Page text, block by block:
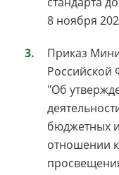
8 ноября
Приказ
Российской
"Об
бюджетных
отношении